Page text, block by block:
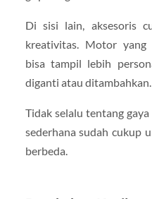
Di sisi lain, aksesoris
kreativitas. Motor yang
bisa tampil lebih
diganti atau ditambahkan.
Tidak selalu tentang
sederhana sudah cukup
berbeda.